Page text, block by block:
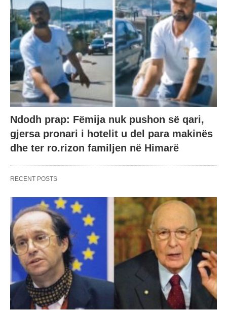
Ndodh prap: Fëmija nuk pushon së qari,
gjersa pronari i hotelit u del para makinës
dhe ter ro.rizon familjen në Himarë
RECENT POSTS